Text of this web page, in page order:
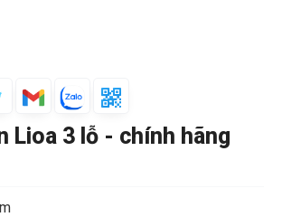
Lioa 3 lỗ - chính hãng